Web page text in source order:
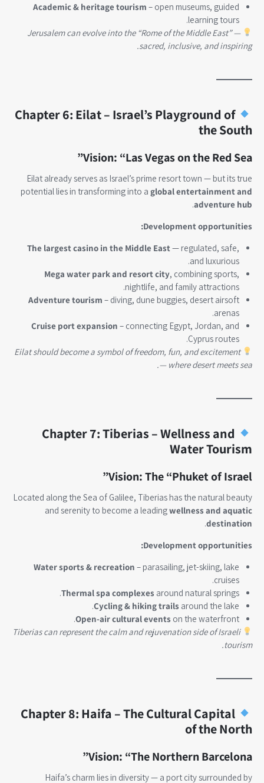
Academic & heritage tourism – open museums, guided
learning tours.
Jerusalem can evolve into the “Rome of the Middle East” —
sacred, inclusive, and inspiring.
Chapter 6: Eilat – Israel’s Playground of
the South
Vision: “Las Vegas on the Red Sea”
Eilat already serves as Israel’s prime resort town — but its true
potential lies in transforming into a global entertainment and
adventure hub
.
Development opportunities:
The largest casino in the Middle East— regulated, safe,
and luxurious.
Mega water park and resort city, combining sports,
nightlife, and family attractions.
Adventure tourism – diving, dune buggies, desert airsoft
arenas.
Cruise port expansion – connecting Egypt, Jordan, and
Cyprus routes.
Eilat should become a symbol of freedom, fun, and excitement
— where desert meets sea.
Chapter 7: Tiberias – Wellness and
Water Tourism
Vision: The “Phuket of Israel”
Located along the Sea of Galilee, Tiberias has the natural beauty
and serenity to become a leadingwellness and aquatic
destination
.
Development opportunities:
Water sports & recreation – parasailing, jet-skiing, lake
cruises.
Thermal spa complexes around natural springs.
Cycling & hiking trails around the lake.
Open-air cultural events on the waterfront.
Tiberias can represent the calm and rejuvenation side of Israeli
tourism.
Chapter 8: Haifa – The Cultural Capital
of the North
Vision: “The Northern Barcelona”
Haifa’s charm lies in diversity — a port city surrounded by